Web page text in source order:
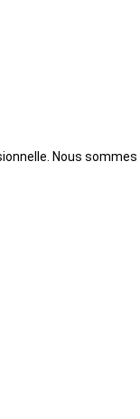
Nous